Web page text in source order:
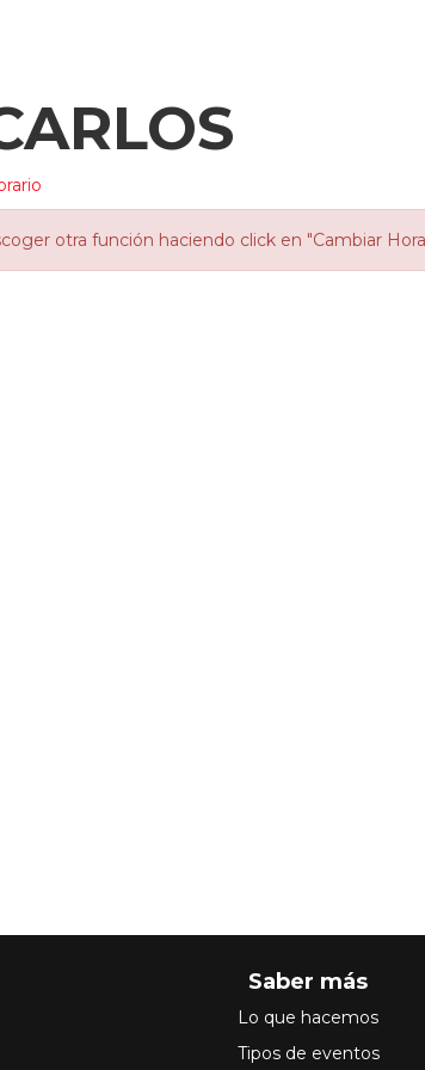
otra función haciendo click en "Cambiar
Saber más
Lo que hacemos
Tipos de eventos